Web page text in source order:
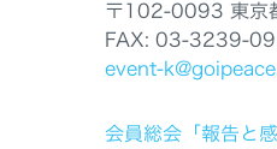
〒102-0093 東京
FAX: 03-3239-
event-
会員総会「報告と